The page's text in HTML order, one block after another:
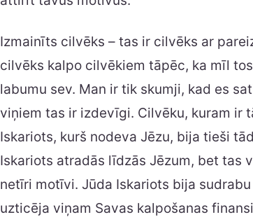
Izmainīts cilvēks – tas ir cilvēks ar
cilvēks kalpo cilvēkiem tāpēc, ka mīl
labumu sev. Man ir tik skumji, kad es
viņiem tas ir izdevīgi. Cilvēku, kuram ir
Iskariots, kurš nodeva Jēzu, bija tieši
Iskariots atradās līdzās Jēzum, bet tas
netīri motīvi. Jūda Iskariots bija
uzticēja viņam Savas kalpošanas